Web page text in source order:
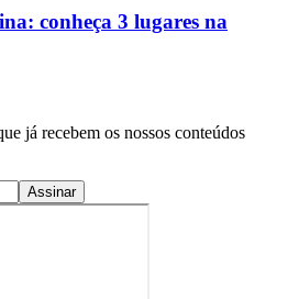
conheça 3 lugares na
já recebem os nossos conteúdos
Assinar